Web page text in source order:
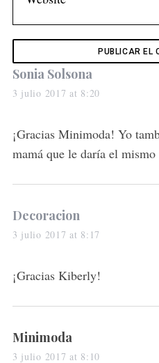
s
a
s
:
Sonia Solsona
3 julio 2017 at 8:20
¡Gracias Minimoda! Yo
mamá que le daría el
s
a
s
Decoracion
3 julio 2017 at 8:17
¡Gracias Kiberly!
s
a
Minimoda
3 julio 2017 at 8:10